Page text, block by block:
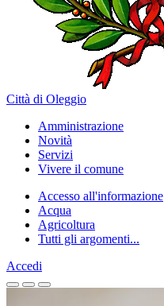
Città di Oleggio
Amministrazione
Novità
Servizi
Vivere il comune
Accesso all'informazione
Acqua
Agricoltura
Tutti gli argomenti...
Accedi
Homepage